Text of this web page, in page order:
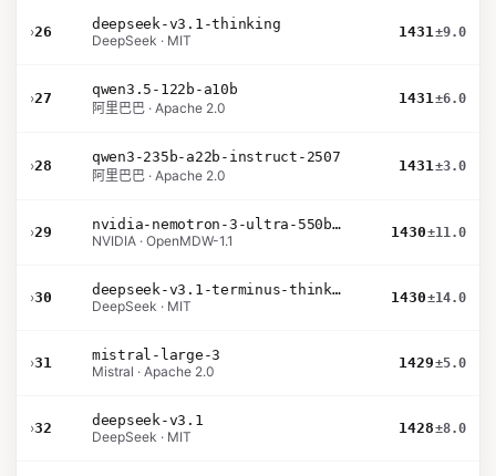
›26
deepseek-v3.1-thinking
DeepSeek · MIT
1431±9.0
›27
qwen3.5-122b-a10b
阿里巴巴 · Apache 2.0
1431±6.0
›28
qwen3-235b-a22b-instruct-2507
阿里巴巴 · Apache 2.0
1431±3.0
›29
nvidia-nemotron-3-ultra-550b-a55b-nvfp4
NVIDIA · OpenMDW-1.1
1430±11.0
›30
deepseek-v3.1-terminus-thinking
DeepSeek · MIT
1430±14.0
›31
mistral-large-3
Mistral · Apache 2.0
1429±5.0
›32
deepseek-v3.1
DeepSeek · MIT
1428±8.0